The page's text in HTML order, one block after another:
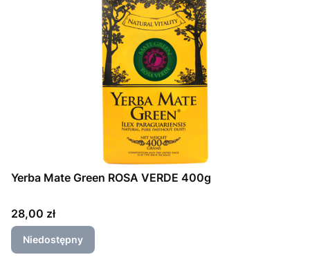
Yerba Mate Green ROSA VERDE 400g
Cena
28,00 zł
Niedostępny